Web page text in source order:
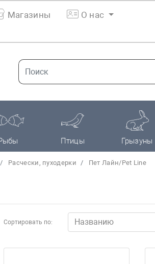
Магазины О нас
Птицы Грызуны
Расчески, пуходерки Пет Лайн/Pet Line
Сортировать по: Названию